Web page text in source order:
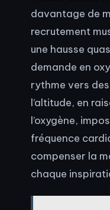
davantage de
recrutement
une hausse
demande en
rythme vers
l’altitude, en
l’oxygène,
fréquence
compenser la
chaque